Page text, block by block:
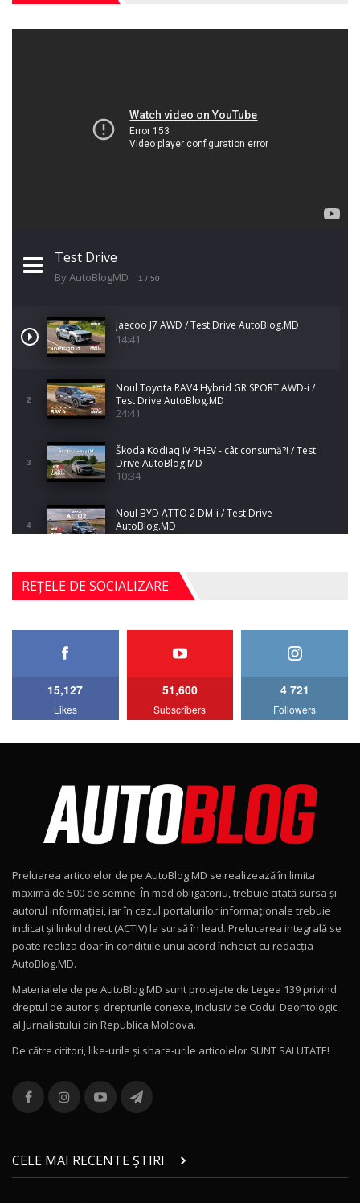
Test Drive
By AutoBlogMD 1 / 50
Jaecoo J7 AWD / Test Drive AutoBlog.MD
14:41
2
Noul Toyota RAV4 Hybrid GR SPORT AWD-i /
Test Drive AutoBlog.MD
24:41
3
Škoda Kodiaq iV PHEV - cât consumă?! / Test
Drive AutoBlog.MD
10:34
4
Noul BYD ATTO 2 DM-i / Test Drive
AutoBlog.MD
5
Noul Mercedes-Benz S-Class facelift (S 580
4MATIC V223) / Test Drive AutoBlog.MD
27:33
AutoBlog.MD
15:08
Noul Geely EX2 / Test Drive AutoBlog.MD
15:22
Mercedes-AMG E 53 HYBRID 4MATIC+ / Test
Drive AutoBlog.MD
16:27
11
Noul Volvo ES90 / Test Drive AutoBlog.MD
12
Noul MG HS / Test Drive AutoBlog.MD
16:48
13
combină aventura cu luxul / AutoBlog.MD
36:08
chinez care face lumea să se întoarcă după el
/ AutoBlog.MD
17:27
REȚELE DE SOCIALIZARE
15,127
Likes
51,600
Subscribers
4 721
Followers
Preluarea articolelor de pe AutoBlog.MD se realizează în limita
maximă de 500 de semne. În mod obligatoriu, trebuie citată sursa și
autorul informației, iar în cazul portalurilor informaționale trebuie
indicat și linkul direct (ACTIV) la sursă în lead. Prelucarea integrală se
poate realiza doar în condițiile unui acord încheiat cu redacţia
AutoBlog.MD.
Materialele de pe AutoBlog.MD sunt protejate de Legea 139 privind
dreptul de autor și drepturile conexe, inclusiv de Codul Deontologic
al Jurnalistului din Republica Moldova.
De către cititori, like-urile şi share-urile articolelor SUNT SALUTATE!
CELE MAI RECENTE ȘTIRI